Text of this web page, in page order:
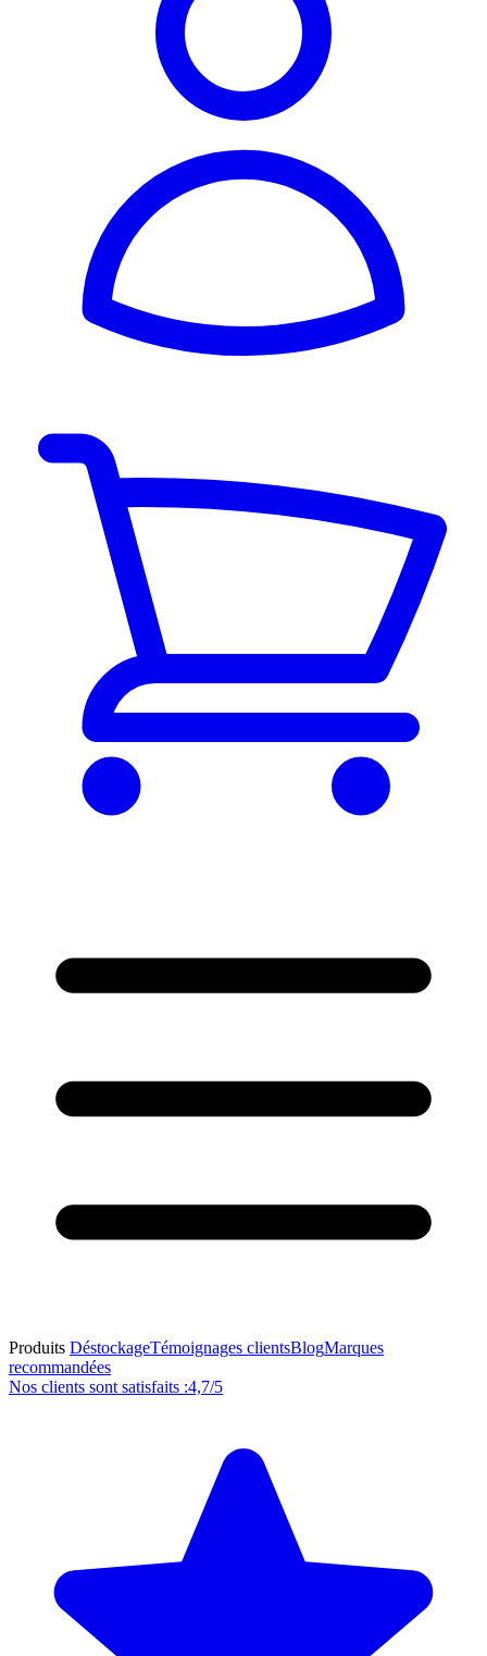
Produits DéstockageTémoignages clientsBlogMarques
recommandées
Nos clients sont satisfaits :4,7/5